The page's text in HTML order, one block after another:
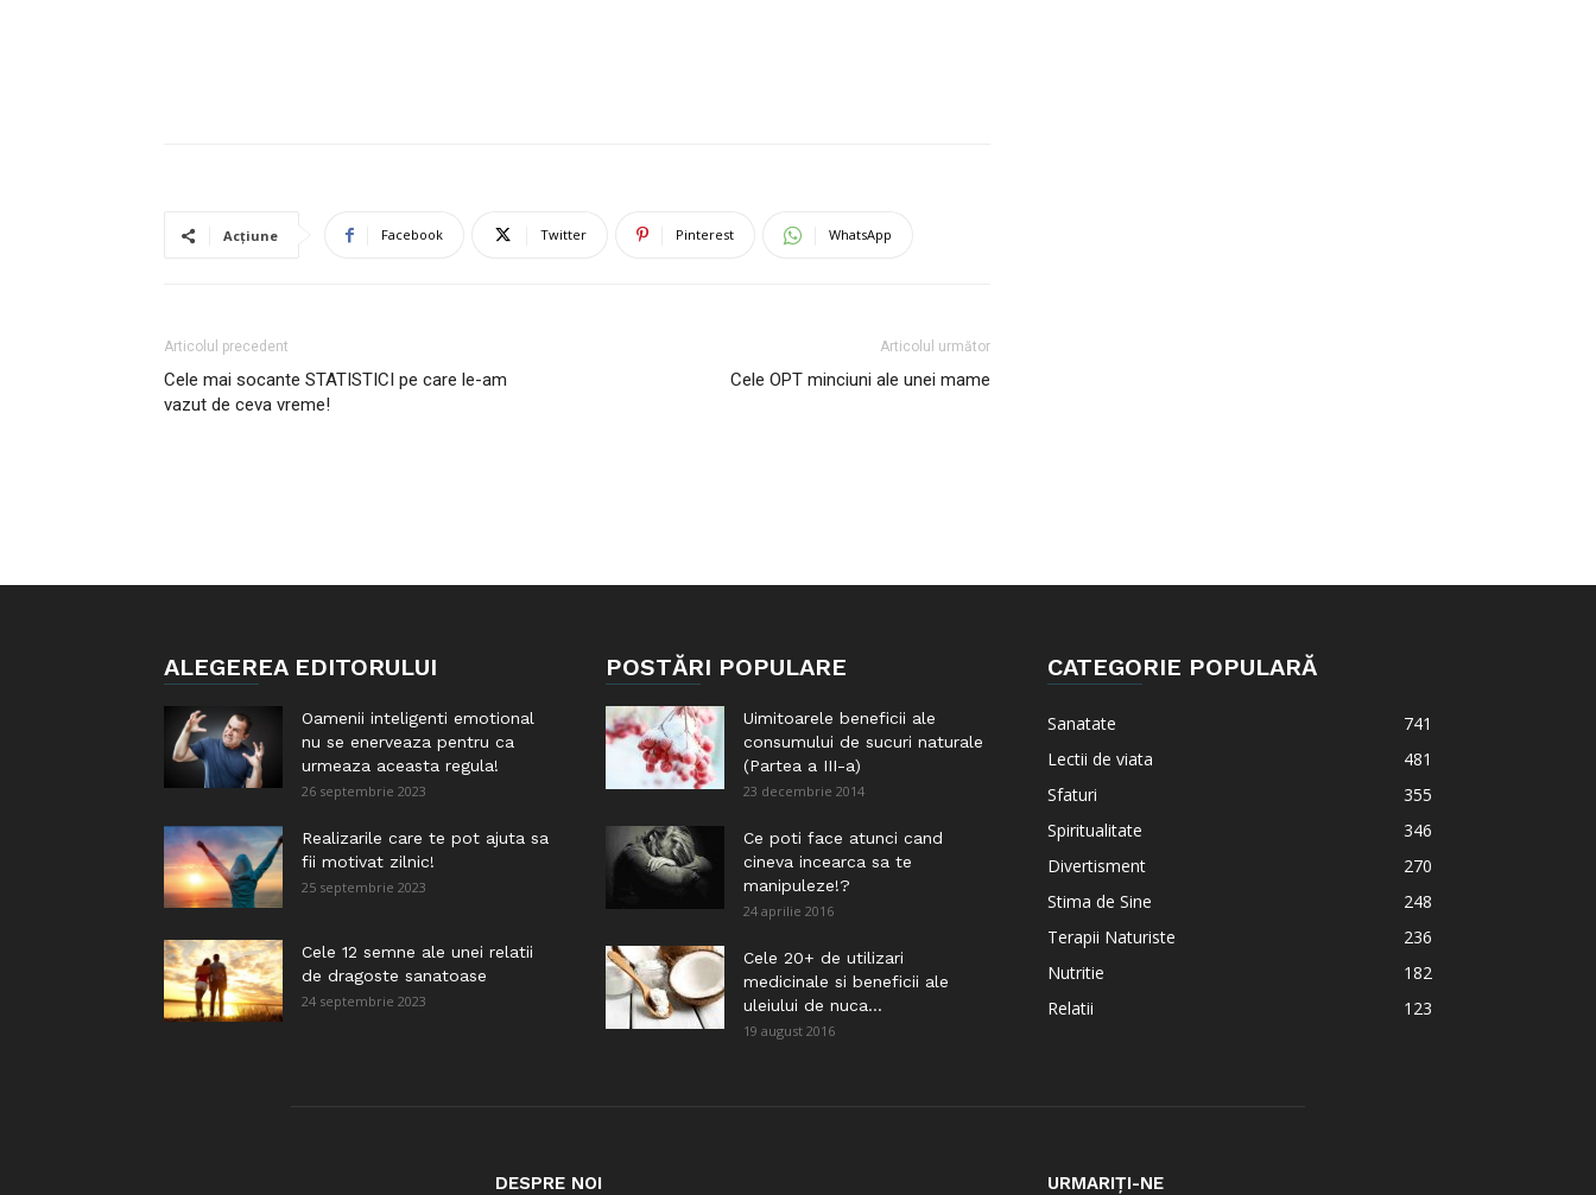
Acțiune Facebook Twitter Pinterest WhatsApp
Articolul precedent
Cele mai socante STATISTICI pe care le-am
vazut de ceva vreme!
Articolul următor
Cele OPT minciuni ale unei mame
ALEGEREA EDITORULUI
Oamenii inteligenti emotional
nu se enerveaza pentru ca
urmeaza aceasta regula!
26 septembrie 2023
Realizarile care te pot ajuta sa
fii motivat zilnic!
25 septembrie 2023
Cele 12 semne ale unei relatii
de dragoste sanatoase
24 septembrie 2023
POSTĂRI POPULARE
Uimitoarele beneficii ale
consumului de sucuri naturale
(Partea a III-a)
23 decembrie 2014
Ce poti face atunci cand
cineva incearca sa te
manipuleze!?
24 aprilie 2016
Cele 20+ de utilizari
medicinale si beneficii ale
uleiului de nuca...
19 august 2016
CATEGORIE POPULARĂ
Sanatate
741
Lectii de viata
481
Sfaturi
355
Spiritualitate
346
Divertisment
270
Stima de Sine
248
Terapii Naturiste
236
Nutritie
182
Relatii
123
DESPRE NOI URMARIȚI-NE